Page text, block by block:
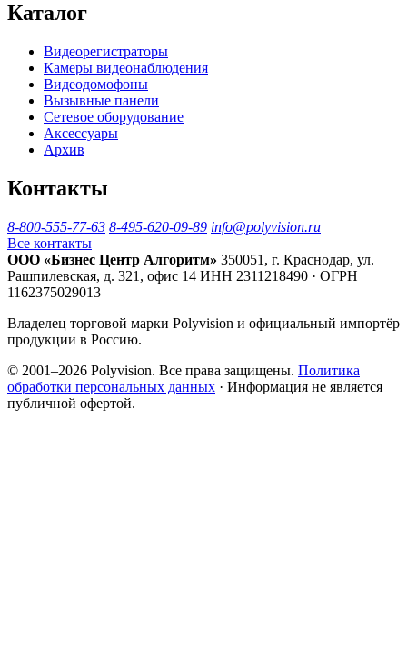
Каталог
Видеорегистраторы
Камеры видеонаблюдения
Видеодомофоны
Вызывные панели
Сетевое оборудование
Аксессуары
Архив
Контакты
8-800-555-77-63 8-495-620-09-89 info@polyvision.ru
Все контакты
ООО «Бизнес Центр Алгоритм» 350051, г. Краснодар, ул.
Рашпилевская, д. 321, офис 14 ИНН 2311218490 · ОГРН
1162375029013
Владелец торговой марки Polyvision и официальный импортёр
продукции в Россию.
© 2001–2026 Polyvision. Все права защищены. Политика
обработки персональных данных · Информация не является
публичной офертой.